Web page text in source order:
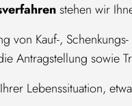
stehen wir
von Kauf-,
Antragstellung sowie
Lebenssituation,